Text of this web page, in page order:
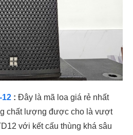
12 : Đây là mã loa giá rẻ nhất
chất lượng được cho là vượt
với kết cấu thùng khá sâu